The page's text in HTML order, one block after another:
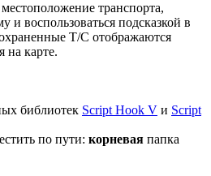
транспорта,
и воспользоваться подсказкой в
Т/С отображаются
на карте.
библиотек Script Hook V и Script
по пути: корневая папка